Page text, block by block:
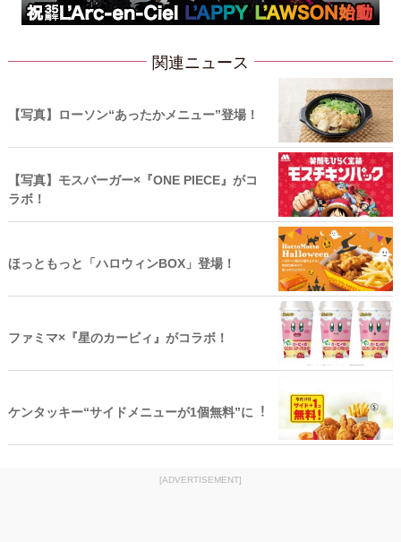
関連ニュース
【写真】ローソン“あったかメニュー”登場！
【写真】モスバーガー×『ONE PIECE』がコ
ラボ！
ほっともっと「ハロウィンBOX」登場！
ファミマ×『星のカービィ』がコラボ！
ケンタッキー“サイドメニューが1個無料”に︕
[ADVERTISEMENT]